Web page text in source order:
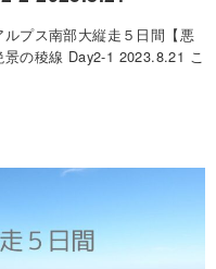
プス南部大縦走５日間【悪
の稜線 Day2-1 2023.8.21 こ